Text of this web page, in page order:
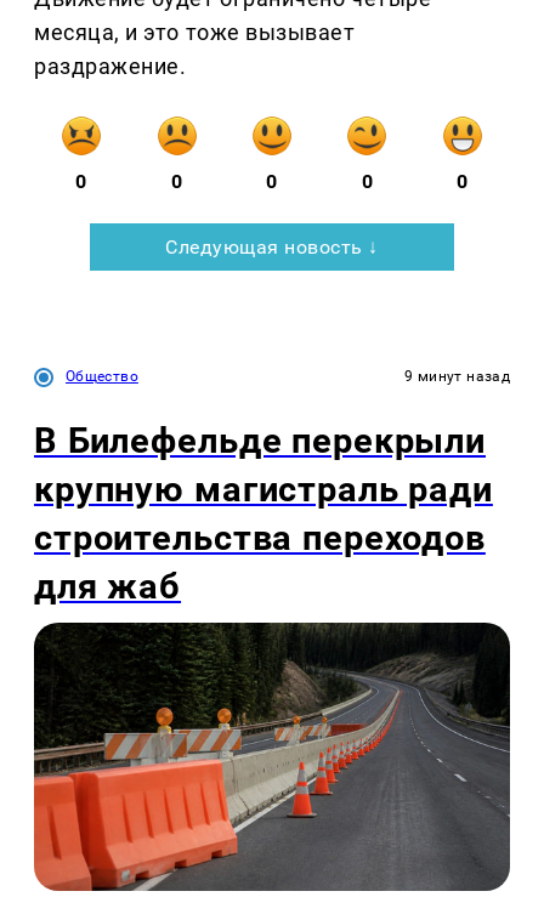
месяца, и это тоже вызывает
раздражение.
0 0 0 0 0
Следующая новость ↓
Общество 9 минут назад
В Билефельде перекрыли
крупную магистраль ради
строительства переходов
для жаб